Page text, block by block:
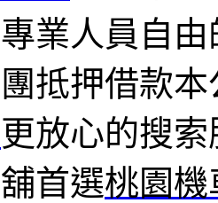
業人員自由
抵押借款
更放心的搜
首選桃園